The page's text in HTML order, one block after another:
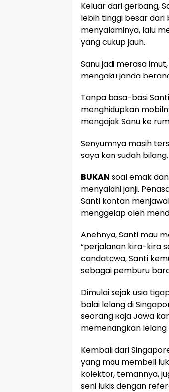
Keluar dari gerbang,
lebih tinggi besar dari
menyalaminya, lalu
yang cukup jauh.
Sanu jadi merasa
mengaku janda
Tanpa basa-basi
menghidupkan
mengajak Sanu ke
Senyumnya masih
saya kan sudah
BUKAN soal emak
menyalahi janji.
Santi kontan
menggelap oleh
Anehnya, Santi mau
“perjalanan kira-kira
candatawa, Santi
sebagai pemburu
Dimulai sejak usia
balai lelang di
seorang Raja Jawa
memenangkan lelang
Kembali dari
yang mau membeli
kolektor, temannya,
seni lukis dengan